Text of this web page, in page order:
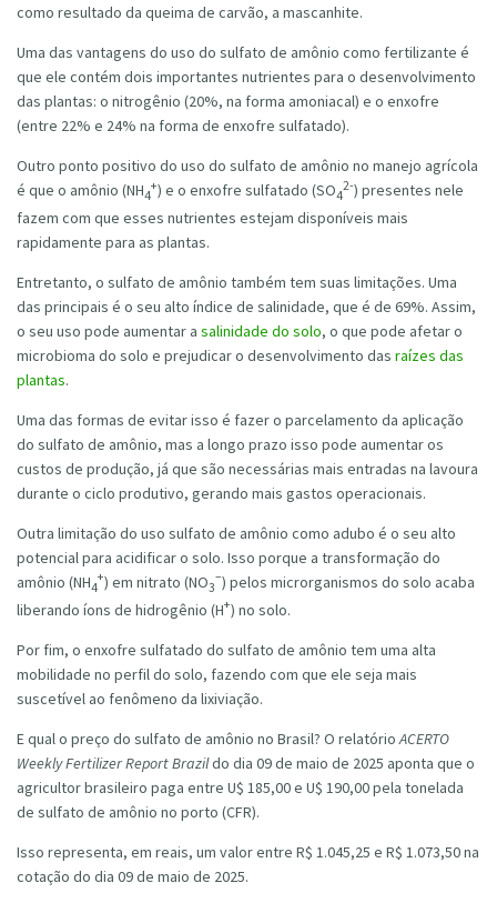
como resultado da queima de carvão, a mascanhite.
Uma das vantagens do uso do sulfato de amônio como fertilizante é
que ele contém dois importantes nutrientes para o desenvolvimento
das plantas: o nitrogênio (20%, na forma amoniacal) e o enxofre
(entre 22% e 24% na forma de enxofre sulfatado).
Outro ponto positivo do uso do sulfato de amônio no manejo agrícola
é que o amônio (NH4
+) e o enxofre sulfatado (SO4
2-) presentes nele
fazem com que esses nutrientes estejam disponíveis mais
rapidamente para as plantas.
Entretanto, o sulfato de amônio também tem suas limitações. Uma
das principais é o seu alto índice de salinidade, que é de 69%. Assim,
o seu uso pode aumentar a salinidade do solo, o que pode afetar o
microbioma do solo e prejudicar o desenvolvimento das raízes das
plantas.
Uma das formas de evitar isso é fazer o parcelamento da aplicação
do sulfato de amônio, mas a longo prazo isso pode aumentar os
custos de produção, já que são necessárias mais entradas na lavoura
durante o ciclo produtivo, gerando mais gastos operacionais.
Outra limitação do uso sulfato de amônio como adubo é o seu alto
potencial para acidificar o solo. Isso porque a transformação do
amônio (NH4
+) em nitrato (NO3
–) pelos microrganismos do solo acaba
liberando íons de hidrogênio (H+) no solo.
Por fim, o enxofre sulfatado do sulfato de amônio tem uma alta
mobilidade no perfil do solo, fazendo com que ele seja mais
suscetível ao fenômeno da lixiviação.
E qual o preço do sulfato de amônio no Brasil? O relatórioACERTO
Weekly Fertilizer Report Brazildo dia 09 de maio de 2025 aponta que o
agricultor brasileiro paga entre U$ 185,00 e U$ 190,00 pela tonelada
de sulfato de amônio no porto (CFR).
Isso representa, em reais, um valor entre R$ 1.045,25 e R$ 1.073,50 na
cotação do dia 09 de maio de 2025.